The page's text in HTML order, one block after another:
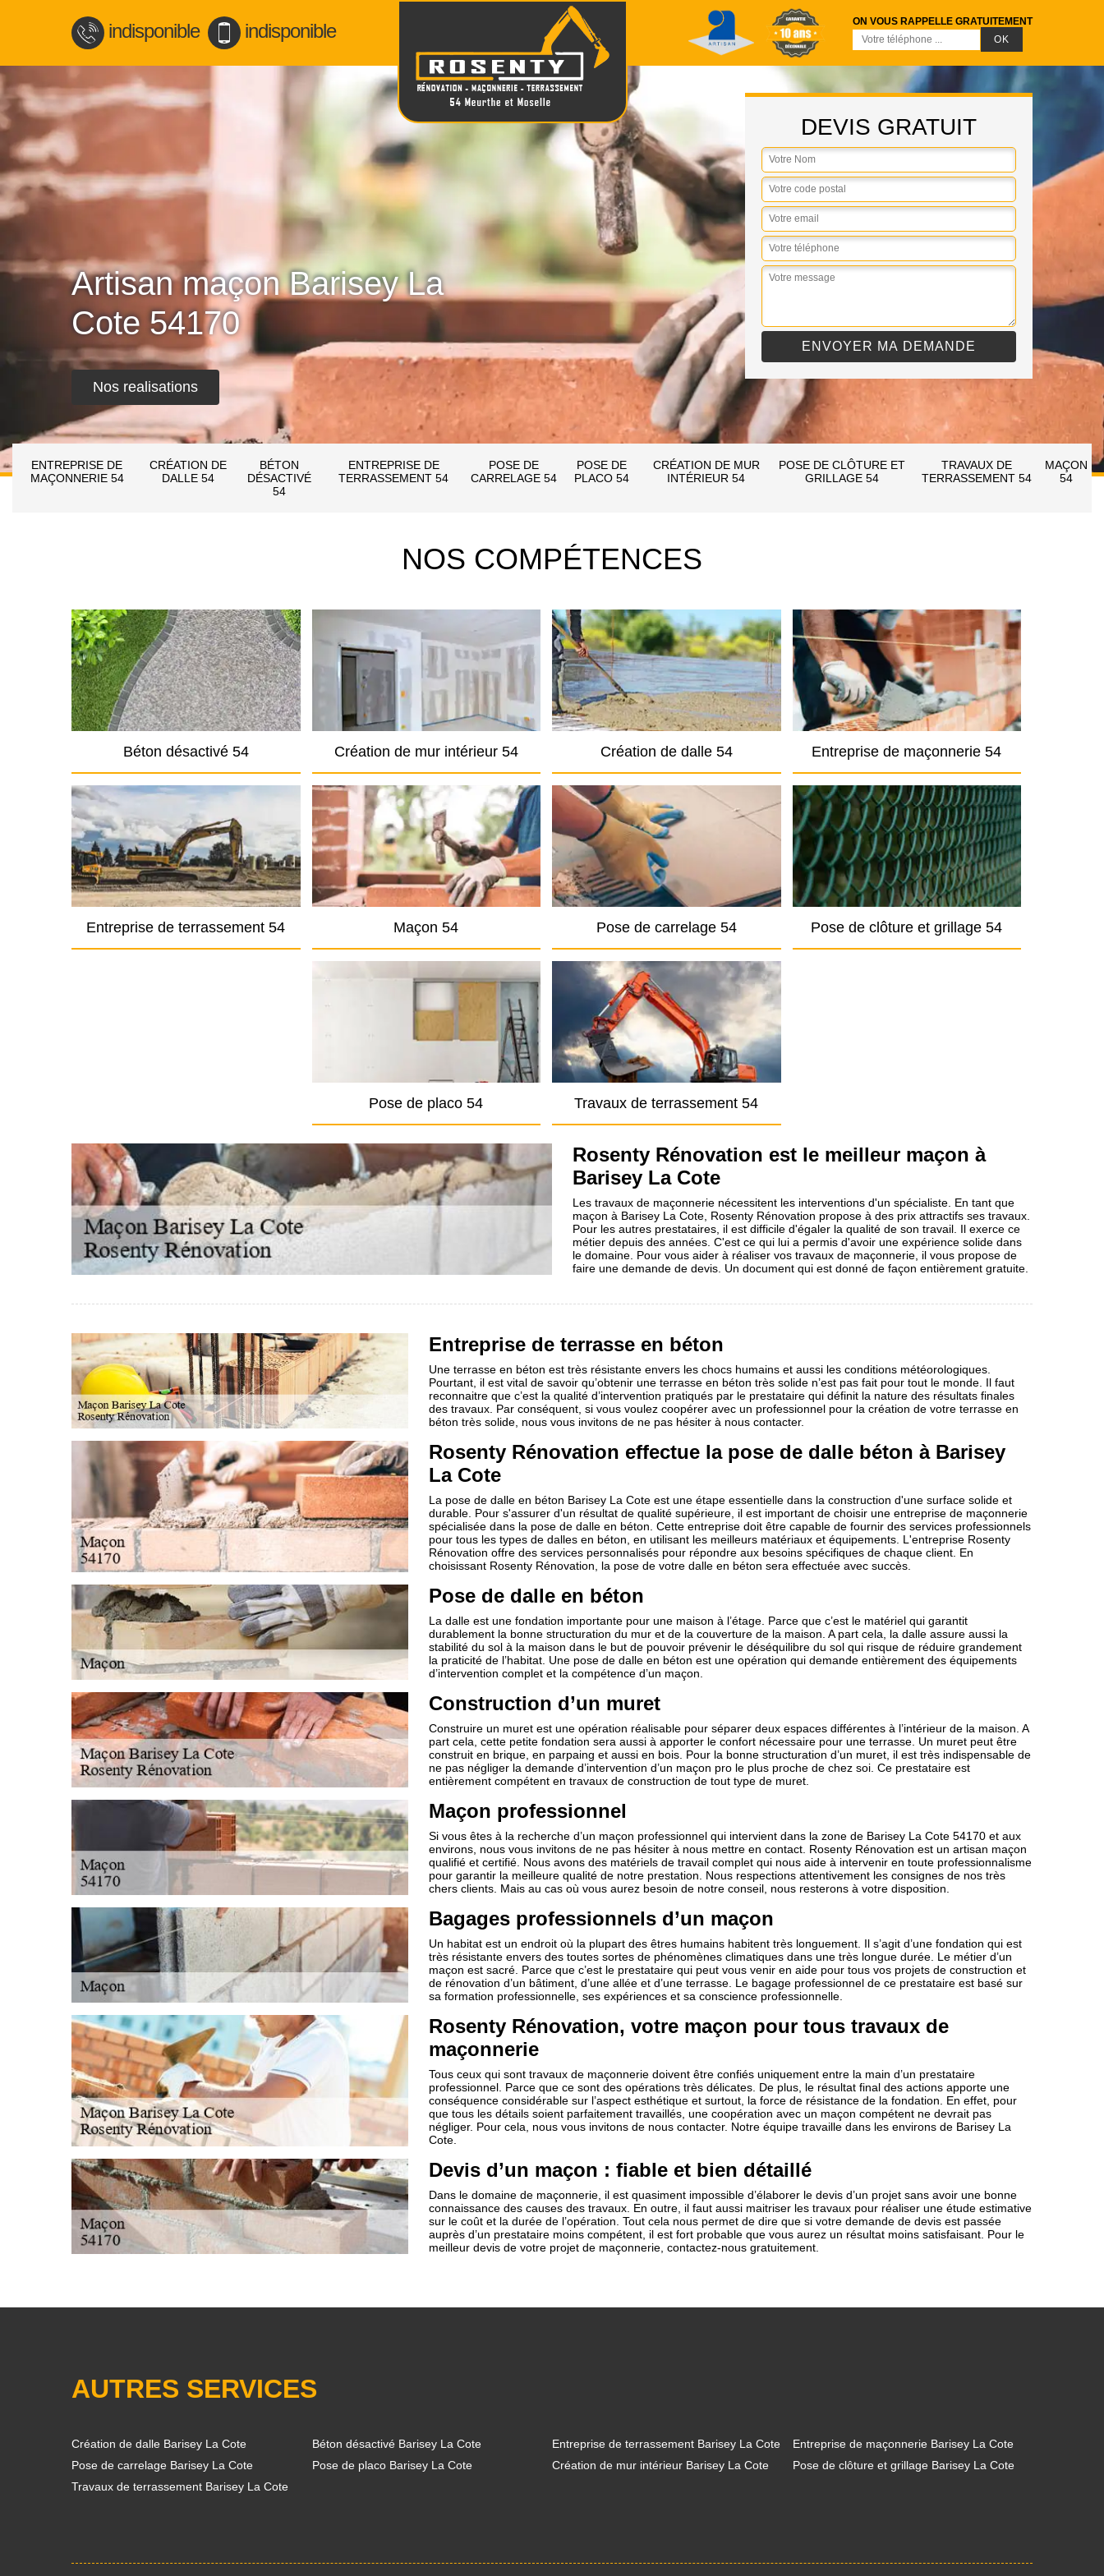
indisponible indisponible ON VOUS RAPPELLE GRATUITEMENT
Artisan maçon Barisey La
Cote 54170
Nos realisations
DEVIS GRATUIT
ENTREPRISE DE
MAÇONNERIE 54
CRÉATION DE
DALLE 54
BÉTON
DÉSACTIVÉ
54
ENTREPRISE DE
TERRASSEMENT 54
POSE DE
CARRELAGE 54
POSE DE
PLACO 54
CRÉATION DE MUR
INTÉRIEUR 54
POSE DE CLÔTURE ET
GRILLAGE 54
TRAVAUX DE
TERRASSEMENT 54
MAÇON
54
NOS COMPÉTENCES
Béton désactivé 54 Création de mur intérieur 54 Création de dalle 54 Entreprise de maçonnerie 54
Entreprise de terrassement 54 Maçon 54 Pose de carrelage 54 Pose de clôture et grillage 54
Pose de placo 54 Travaux de terrassement 54
Rosenty Rénovation est le meilleur maçon à
Barisey La Cote
Les travaux de maçonnerie nécessitent les interventions d'un spécialiste. En tant que
maçon à Barisey La Cote, Rosenty Rénovation propose à des prix attractifs ses travaux.
Pour les autres prestataires, il est difficile d'égaler la qualité de son travail. Il exerce ce
métier depuis des années. C'est ce qui lui a permis d'avoir une expérience solide dans
le domaine. Pour vous aider à réaliser vos travaux de maçonnerie, il vous propose de
faire une demande de devis. Un document qui est donné de façon entièrement gratuite.
Entreprise de terrasse en béton
Une terrasse en béton est très résistante envers les chocs humains et aussi les conditions météorologiques.
Pourtant, il est vital de savoir qu’obtenir une terrasse en béton très solide n’est pas fait pour tout le monde. Il faut
reconnaitre que c’est la qualité d’intervention pratiqués par le prestataire qui définit la nature des résultats finales
des travaux. Par conséquent, si vous voulez coopérer avec un professionnel pour la création de votre terrasse en
béton très solide, nous vous invitons de ne pas hésiter à nous contacter.
Rosenty Rénovation effectue la pose de dalle béton à Barisey
La Cote
La pose de dalle en béton Barisey La Cote est une étape essentielle dans la construction d'une surface solide et
durable. Pour s'assurer d'un résultat de qualité supérieure, il est important de choisir une entreprise de maçonnerie
spécialisée dans la pose de dalle en béton. Cette entreprise doit être capable de fournir des services professionnels
pour tous les types de dalles en béton, en utilisant les meilleurs matériaux et équipements. L'entreprise Rosenty
Rénovation offre des services personnalisés pour répondre aux besoins spécifiques de chaque client. En
choisissant Rosenty Rénovation, la pose de votre dalle en béton sera effectuée avec succès.
Pose de dalle en béton
La dalle est une fondation importante pour une maison à l’étage. Parce que c’est le matériel qui garantit
durablement la bonne structuration du mur et de la couverture de la maison. A part cela, la dalle assure aussi la
stabilité du sol à la maison dans le but de pouvoir prévenir le déséquilibre du sol qui risque de réduire grandement
la praticité de l’habitat. Une pose de dalle en béton est une opération qui demande entièrement des équipements
d’intervention complet et la compétence d’un maçon.
Construction d’un muret
Construire un muret est une opération réalisable pour séparer deux espaces différentes à l’intérieur de la maison. A
part cela, cette petite fondation sera aussi à apporter le confort nécessaire pour une terrasse. Un muret peut être
construit en brique, en parpaing et aussi en bois. Pour la bonne structuration d’un muret, il est très indispensable de
ne pas négliger la demande d’intervention d’un maçon pro le plus proche de chez soi. Ce prestataire est
entièrement compétent en travaux de construction de tout type de muret.
Maçon professionnel
Si vous êtes à la recherche d’un maçon professionnel qui intervient dans la zone de Barisey La Cote 54170 et aux
environs, nous vous invitons de ne pas hésiter à nous mettre en contact. Rosenty Rénovation est un artisan maçon
qualifié et certifié. Nous avons des matériels de travail complet qui nous aide à intervenir en toute professionnalisme
pour garantir la meilleure qualité de notre prestation. Nous respections attentivement les consignes de nos très
chers clients. Mais au cas où vous aurez besoin de notre conseil, nous resterons à votre disposition.
Bagages professionnels d’un maçon
Un habitat est un endroit où la plupart des êtres humains habitent très longuement. Il s’agit d’une fondation qui est
très résistante envers des toutes sortes de phénomènes climatiques dans une très longue durée. Le métier d’un
maçon est sacré. Parce que c’est le prestataire qui peut vous venir en aide pour tous vos projets de construction et
de rénovation d’un bâtiment, d’une allée et d’une terrasse. Le bagage professionnel de ce prestataire est basé sur
sa formation professionnelle, ses expériences et sa conscience professionnelle.
Rosenty Rénovation, votre maçon pour tous travaux de
maçonnerie
Tous ceux qui sont travaux de maçonnerie doivent être confiés uniquement entre la main d’un prestataire
professionnel. Parce que ce sont des opérations très délicates. De plus, le résultat final des actions apporte une
conséquence considérable sur l’aspect esthétique et surtout, la force de résistance de la fondation. En effet, pour
que tous les détails soient parfaitement travaillés, une coopération avec un maçon compétent ne devrait pas
négliger. Pour cela, nous vous invitons de nous contacter. Notre équipe travaille dans les environs de Barisey La
Cote.
Devis d’un maçon : fiable et bien détaillé
Dans le domaine de maçonnerie, il est quasiment impossible d’élaborer le devis d’un projet sans avoir une bonne
connaissance des causes des travaux. En outre, il faut aussi maitriser les travaux pour réaliser une étude estimative
sur le coût et la durée de l’opération. Tout cela nous permet de dire que si votre demande de devis est passée
auprès d’un prestataire moins compétent, il est fort probable que vous aurez un résultat moins satisfaisant. Pour le
meilleur devis de votre projet de maçonnerie, contactez-nous gratuitement.
AUTRES SERVICES
Création de dalle Barisey La Cote Béton désactivé Barisey La Cote Entreprise de terrassement Barisey La Cote
Entreprise de maçonnerie Barisey La Cote
Pose de carrelage Barisey La Cote
Pose de placo Barisey La Cote Création de mur intérieur Barisey La Cote
Pose de clôture et grillage Barisey La Cote
Travaux de terrassement Barisey La Cote